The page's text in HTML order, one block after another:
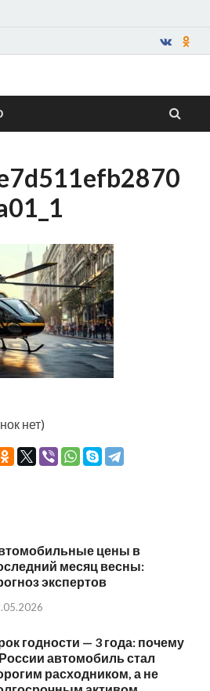
—
нет)
цены в
месяц весны:
экспертов
годности — 3 года: почему
автомобиль стал
расходником, а не